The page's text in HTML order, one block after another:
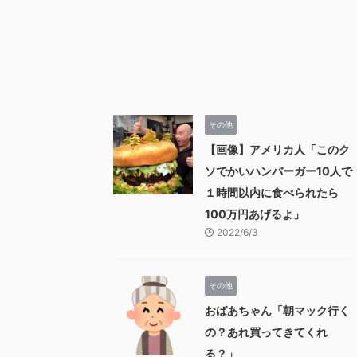
その他
【画像】アメリカ人「このク
ソでかいハンバーガー10人で
１時間以内に食べられたら
100万円あげるよ」
2022/6/3
その他
おばあちゃん「朝マック行く
の？あれ買ってきてくれ
る？」